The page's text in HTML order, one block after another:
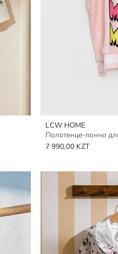
LCW HOME
Полотенце-пончо
7 990,00 KZT